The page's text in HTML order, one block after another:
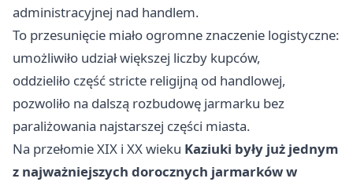
administracyjnej nad handlem.
To przesunięcie miało ogromne znaczenie logistyczne:
umożliwiło udział większej liczby kupców,
oddzieliło część stricte religijną od handlowej,
pozwoliło na dalszą rozbudowę jarmarku bez
paraliżowania najstarszej części miasta.
Na przełomie XIX i XX wieku Kaziuki były już jednym
z najważniejszych dorocznych jarmarków w